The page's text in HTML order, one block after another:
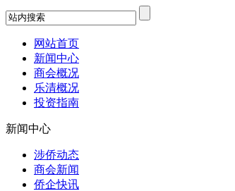
网站首页
新闻中心
商会概况
乐清概况
投资指南
新闻中心
涉侨动态
商会新闻
侨企快讯